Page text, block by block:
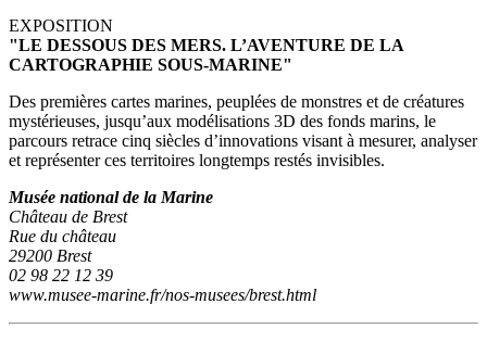
EXPOSITION
"LE DESSOUS DES MERS. L’AVENTURE DE LA
CARTOGRAPHIE SOUS-MARINE"
Des premières cartes marines, peuplées de monstres et de créatures
mystérieuses, jusqu’aux modélisations 3D des fonds marins, le
parcours retrace cinq siècles d’innovations visant à mesurer, analyser
et représenter ces territoires longtemps restés invisibles.
Musée national de la Marine
Château de Brest
Rue du château
29200 Brest
02 98 22 12 39
www.musee-marine.fr/nos-musees/brest.html